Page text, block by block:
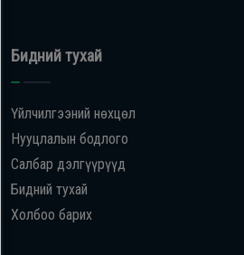
Бидний тухай
Үйлчилгээний нөхцөл
Нууцлалын бодлого
Салбар дэлгүүрүүд
Бидний тухай
Холбоо барих